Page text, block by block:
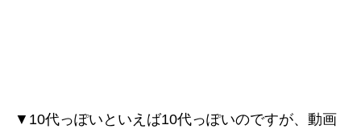
▼10代っぽいといえば10代っぽいのですが、動画